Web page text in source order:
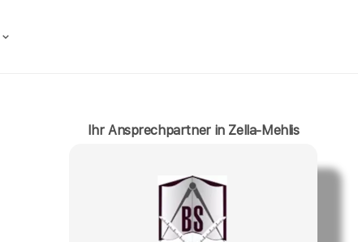
Ihr Ansprechpartner in Zella-Mehlis